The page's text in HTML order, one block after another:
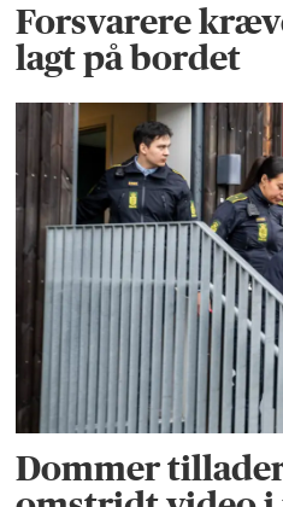
Forsvarere
lagt på bordet
Dommer